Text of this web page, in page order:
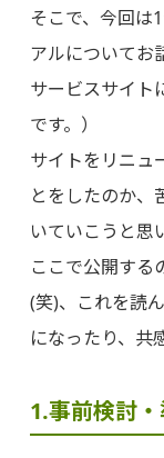
そこで、今回は
アルについて
サービスサイト
です。）
サイトをリニュ
とをしたのか、
いていこうと思
ここで公開する
(笑)、これを読
になったり、共
1.事前検討